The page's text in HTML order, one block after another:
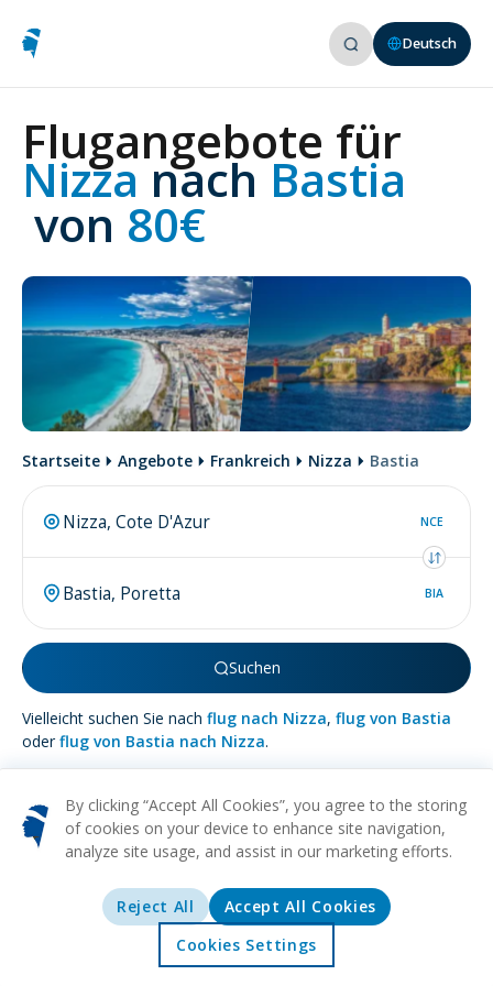
Angebote Erkunden
Deutsch
Flugangebote für
Nizza nach Bastia
von 80€
Startseite Angebote Frankreich Nizza Bastia
NCE
BIA
Suchen
Vielleicht suchen Sie nach flug nach Nizza, flug von Bastia
oderflug von Bastia nach Nizza.
Mehr überBastia
KULTURELL STRAND ESSEN ARCHITEKTUR
Versteckt auf der atemberaubenden Insel Korsika liegt Bastia,
ein fesselnder verborgener Schatz des Mittelmeers, der
Reisende lockt, die nach einer authentischen Fusion aus
By clicking “Accept All Cookies”, you agree to the storing
of cookies on your device to enhance site navigation,
analyze site usage, and assist in our marketing efforts.
Reject All
Accept All Cookies
Cookies Settings